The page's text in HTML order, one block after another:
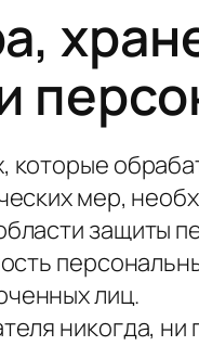
которые
мер,
защиты
лиц.
никогда, ни